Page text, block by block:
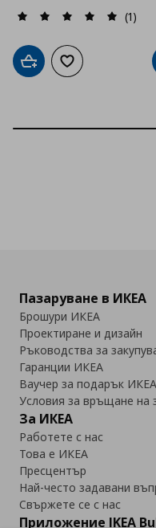
(1)
Добави в кошницата
Добави към
Пазаруване в ИКЕА
Брошури ИКЕА
Проектиране и дизайн
Ръководства за
Гаранции ИКЕА
Ваучер за подарък ИКЕА
Условия за връщане на
За ИКЕА
Работете с нас
Това е ИКЕА
Пресцентър
Най-често задавани
Свържете се с нас
Приложение IKEA